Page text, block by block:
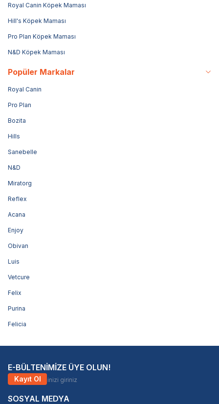
Royal Canin Köpek Maması
Hill's Köpek Maması
Pro Plan Köpek Maması
N&D Köpek Maması
Popüler Markalar
Royal Canin
Pro Plan
Bozita
Hills
Sanebelle
N&D
Miratorg
Reflex
Acana
Enjoy
Obivan
Luis
Vetcure
Felix
Purina
Felicia
E-BÜLTENİMİZE ÜYE OLUN!
Kayıt Ol
SOSYAL MEDYA